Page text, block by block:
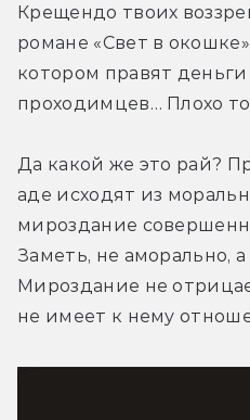
Крещендо твоих
романе «Свет в
котором правят
проходимцев… Плохо
Да какой же это рай?
аде исходят из
мироздание
Заметь, не аморально,
Мироздание не
не имеет к нему